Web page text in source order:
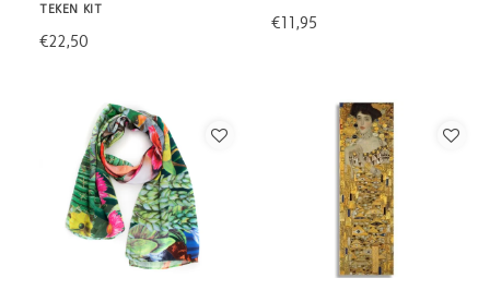
TEKEN KIT
€22,50
€11,95